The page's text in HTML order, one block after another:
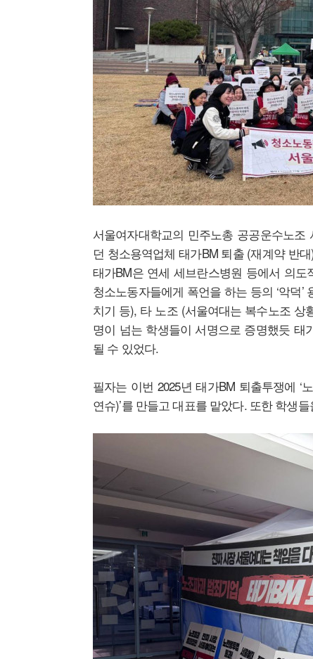
서울여자대학교의 민주노총 공공운수노
던 청소용역업체 태가BM 퇴출 (재계약 반
태가BM은 연세 세브란스병원 등에서 의
청소노동자들에게 폭언을 하는 등의 ‘악덕
치기 등), 타 노조 (서울여대는 복수노조
명이 넘는 학생들이 서명으로 증명했듯 태
될 수 있었다.
필자는 이번 2025년 태가BM 퇴출투쟁에
연슈)’를 만들고 대표를 맡았다. 또한 학생